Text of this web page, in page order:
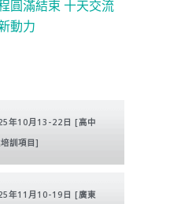
年10月13-22日 [高中
訓項目]
年11月10-19日 [廣東
圓滿結束 十天交流
動力